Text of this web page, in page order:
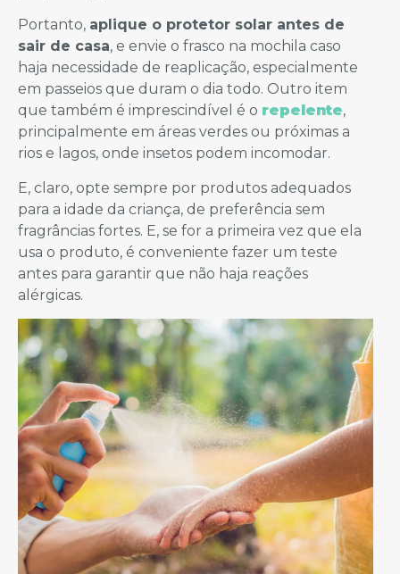
Portanto, aplique o protetor solar antes de
sair de casa, e envie o frasco na mochila caso
haja necessidade de reaplicação, especialmente
em passeios que duram o dia todo. Outro item
que também é imprescindível é o repelente,
principalmente em áreas verdes ou próximas a
rios e lagos, onde insetos podem incomodar.
E, claro, opte sempre por produtos adequados
para a idade da criança, de preferência sem
fragrâncias fortes. E, se for a primeira vez que ela
usa o produto, é conveniente fazer um teste
antes para garantir que não haja reações
alérgicas.